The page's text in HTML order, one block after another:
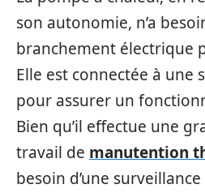
son autonomie, n’a
branchement électrique
Elle est connectée à une
pour assurer un
Bien qu’il effectue une
travail de manutention
besoin d’une